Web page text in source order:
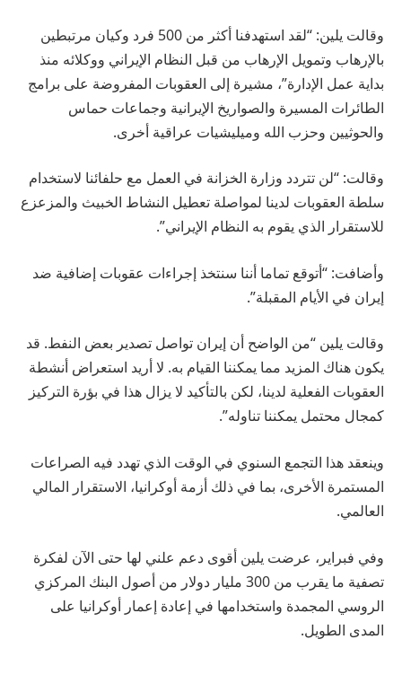
وقالت يلين: “لقد استهدفنا أكثر من 500 فرد وكيان مرتبطين
بالإرهاب وتمويل الإرهاب من قبل النظام الإيراني ووكلائه منذ
بداية عمل الإدارة”، مشيرة إلى العقوبات المفروضة على برامج
الطائرات المسيرة والصواريخ الإيرانية وجماعات حماس
والحوثيين وحزب الله وميليشيات عراقية أخرى.
وقالت: “لن تتردد وزارة الخزانة في العمل مع حلفائنا لاستخدام
سلطة العقوبات لدينا لمواصلة تعطيل النشاط الخبيث والمزعزع
للاستقرار الذي يقوم به النظام الإيراني”.
وأضافت: “أتوقع تماما أننا سنتخذ إجراءات عقوبات إضافية ضد
إيران في الأيام المقبلة”.
وقالت يلين “من الواضح أن إيران تواصل تصدير بعض النفط. قد
يكون هناك المزيد مما يمكننا القيام به. لا أريد استعراض أنشطة
العقوبات الفعلية لدينا، لكن بالتأكيد لا يزال هذا في بؤرة التركيز
كمجال محتمل يمكننا تناوله”.
وينعقد هذا التجمع السنوي في الوقت الذي تهدد فيه الصراعات
المستمرة الأخرى، بما في ذلك أزمة أوكرانيا، الاستقرار المالي
العالمي.
وفي فبراير، عرضت يلين أقوى دعم علني لها حتى الآن لفكرة
تصفية ما يقرب من 300 مليار دولار من أصول البنك المركزي
الروسي المجمدة واستخدامها في إعادة إعمار أوكرانيا على
المدى الطويل.